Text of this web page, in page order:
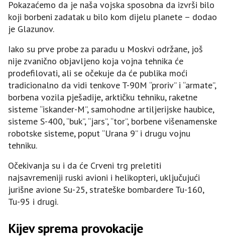
Pokazaćemo da je naša vojska sposobna da izvrši bilo
koji borbeni zadatak u bilo kom dijelu planete – dodao
je Glazunov.
Iako su prve probe za paradu u Moskvi održane, još
nije zvanično objavljeno koja vojna tehnika će
prodefilovati, ali se očekuje da će publika moći
tradicionalno da vidi tenkove T-90M “proriv” i “armate”,
borbena vozila pješadije, arktičku tehniku, raketne
sisteme “iskander-M”, samohodne artiljerijske haubice,
sisteme S-400, “buk”, “jars”, “tor”, borbene višenamenske
robotske sisteme, poput “Urana 9” i drugu vojnu
tehniku.
Očekivanja su i da će Crveni trg preletiti
najsavremeniji ruski avioni i helikopteri, uključujući
jurišne avione Su-25, strateške bombardere Tu-160,
Tu-95 i drugi.
Kijev sprema provokacije